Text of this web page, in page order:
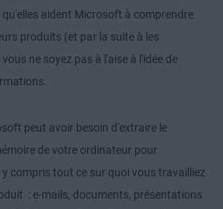
qu'elles aident Microsoft à comprendre
produits (et par la suite à les
ne soyez pas à l'aise à l'idée de
peut avoir besoin d'extraire le
de votre ordinateur pour
compris tout ce sur quoi vous travailliez
: e-mails, documents, présentations